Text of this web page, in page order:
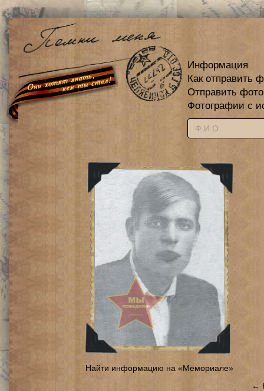
Информация
Как отправить
Отправить
Фотографии с
Найти информацию на «Мемориале»
←